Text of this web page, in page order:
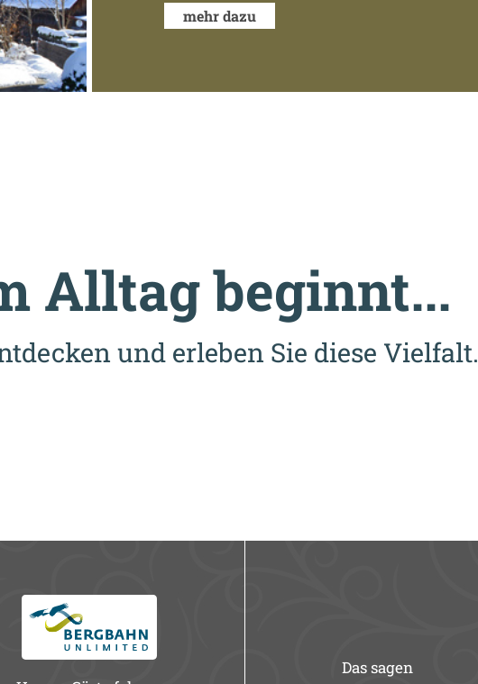
mehr dazu
Alltag beginnt...
und erleben Sie diese Vielfalt.
Das sagen